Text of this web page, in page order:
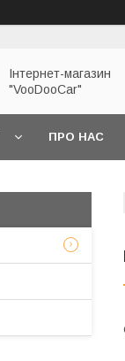
Інтернет-магазин
"VooDooCar"
ПРО НАС